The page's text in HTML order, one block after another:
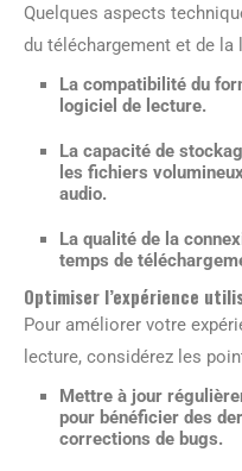
Quelques aspects
du téléchargement et de la
La compatibilité du
logiciel de lecture.
La capacité de
les fichiers
audio.
La qualité de la
temps de
Optimiser l’expérience
Pour améliorer votre
lecture, considérez les
Mettre à jour
pour bénéficier des
corrections de bugs.